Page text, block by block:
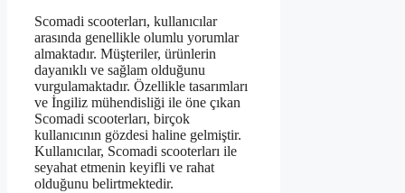
Scomadi scooterları, kullanıcılar
arasında genellikle olumlu yorumlar
almaktadır. Müşteriler, ürünlerin
dayanıklı ve sağlam olduğunu
vurgulamaktadır. Özellikle tasarımları
ve İngiliz mühendisliği ile öne çıkan
Scomadi scooterları, birçok
kullanıcının gözdesi haline gelmiştir.
Kullanıcılar, Scomadi scooterları ile
seyahat etmenin keyifli ve rahat
olduğunu belirtmektedir.